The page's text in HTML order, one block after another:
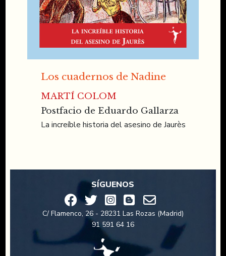
Los cuadernos de Nadine
MARTÍ COLOM
Postfacio de Eduardo Gallarza
La increíble historia del asesino de Jaurès
SÍGUENOS
C/ Flamenco, 26 - 28231 Las Rozas (Madrid)
91 591 64 16